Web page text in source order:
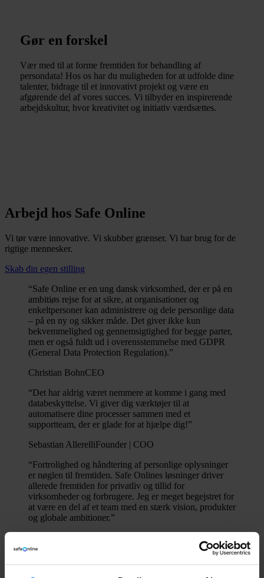
Gør en forskel
Vær med til at forme fremtiden for behandling af
persondata! Hos os har du muligheden for at udfolde dine
talenter, bidrage til et innovativt projekt og være en
afgørende del af vores succes. Vi tilbyder en inspirerende
arbejdskultur, hvor kreativitet og initiativ værdsættes.
Arbejd hos Safe Online
Vi tør være innovative. Vi skubber grænser. Vi har brug for de
rigtige mennesker.
Skab din egen stilling
“Safe Online er en ung dansk virksomhed, der er på en
ambitiøs rejse for at sikre, at organisationer og
enkeltpersoner kan administrere og dele personlige data
– på en ny og sikker måde. Det giver ikke kun
bekvemmelighed og gennemsigtighed for begge parter,
men er også fuldt ud i overensstemmelse med GDPR
(General Data Protection Regulation).”
Christian BohnCEO
“Det har aldrig været nemmere at komme i gang med
databeskyttelse. Vi giver dig værktøjer til at
automatisere dine processer sammen med et
supportteam, der er glade for at hjælpe dig!”
Sebastian AllerelliFounder | COO
“Fortrolighed og håndtering af personlige oplysninger
er nøglen til fremtiden. Safe Onlines løsninger driver
allerede fremtiden for privatliv og tillid for
virksomheder og forbrugere. Jeg er meget begejstret for
at være en del af et team med en stærk vision, produkter
og globale ambitioner.”
“Som Senior Software Engineer hos Safe Online slutter
jeg mig til et passioneret og energisk team, der allerede